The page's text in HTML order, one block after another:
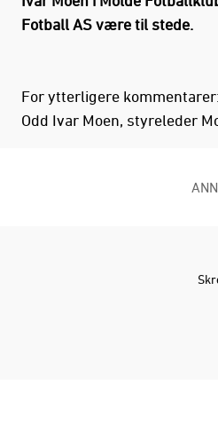
Fotball AS være til stede.
For ytterligere kommentarer:
Odd Ivar Moen, styreleder